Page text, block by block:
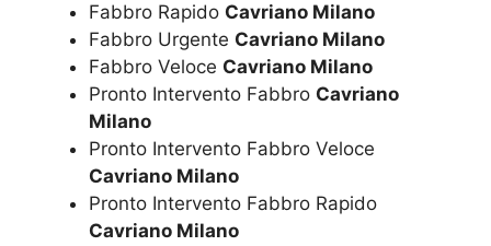
Fabbro Rapido Cavriano Milano
Fabbro Urgente Cavriano Milano
Fabbro Veloce Cavriano Milano
Pronto Intervento Fabbro Cavriano
Milano
Pronto Intervento Fabbro Veloce
Cavriano Milano
Pronto Intervento Fabbro Rapido
Cavriano Milano